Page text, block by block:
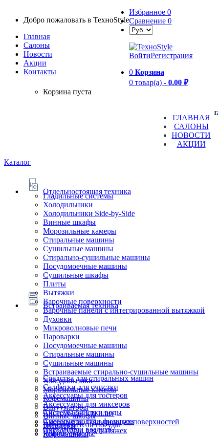
Добро пожаловать в TexноStyle
Главная
Салоны
Новости
Aкции
Контакты
Избранное 0
Сравнение 0
ВойтиРегистрация
0 Корзина
0 товар(а) - 0.00 ₽
Корзина пуста
ГЛАВНАЯ
САЛОНЫ
НОВОСТИ
АКЦИИ
Каталог
Отдельностоящая техника
Гладильные системы
Холодильники
Холодильники Side-by-Side
Винные шкафы
Морозильные камеры
Стиральные машины
Сушильные машины
Стирально-сушильные машины
Посудомоечные машины
Сушильные шкафы
Плиты
Встраиваемая техника
Вытяжки
Варочные поверхности
Варочные панели с интегрированной вытяжкой
Духовки
Микроволновые печи
Пароварки
Посудомоечные машины
Стиральные машины
Сушильные машины
Встраиваемые стирально-сушильные машины
Холодильники
Морозильные камеры
Кофемашины
Вакууматоры
Винные шкафы
Подогреватели посуды
Ящики сомелье
Блендеры
Кофемашины
Очистители воздуха
Системы очистки воды
Сменные модули фильтров
Аксессуары для тостеров
Аксессуары для миксеров
Аксессуары для плит
Аксессуары для варочных поверхностей
Аксессуары для вытяжек
Средства для стиральных машин
Салфетки для очистки